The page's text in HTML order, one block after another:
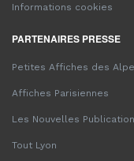
Informations cookies
PARTENAIRES PRESSE
Petites Affiches des
Affiches Parisiennes
Les Nouvelles
Tout Lyon